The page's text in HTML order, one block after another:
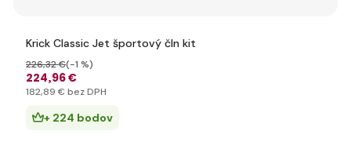
Krick Classic Jet športový čln kit
224,96 €
226,32 €(-1 %)
182,89 € bez DPH
+ 224 bodov